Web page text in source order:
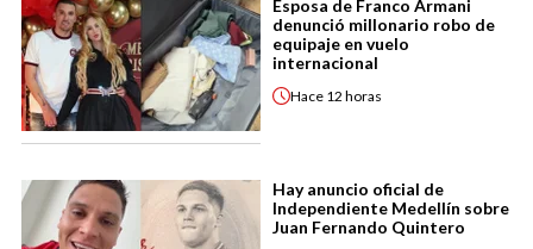
Esposa de Franco Armani
denunció millonario robo de
equipaje en vuelo
internacional
Hace 12 horas
Hay anuncio oficial de
Independiente Medellín sobre
Juan Fernando Quintero